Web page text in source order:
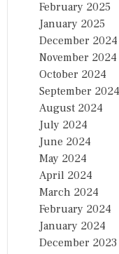
February 2025
January 2025
December 2024
November 2024
October 2024
September 2024
August 2024
July 2024
June 2024
May 2024
April 2024
March 2024
February 2024
January 2024
December 2023